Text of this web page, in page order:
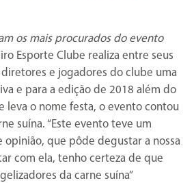
os mais procurados do evento
Esporte Clube realiza entre seus
e jogadores do clube uma
e para a edição de 2018 além do
leva o nome festa, o evento contou
suína. “Este evento teve um
que pôde degustar a nossa
com ela, tenho certeza de que
da carne suína”